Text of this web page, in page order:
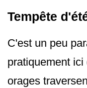
Tempête
C'est un peu
pratiquement
orages